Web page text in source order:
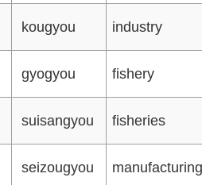
kougyou industry
gyogyou fishery
suisangyou fisheries
seizougyou